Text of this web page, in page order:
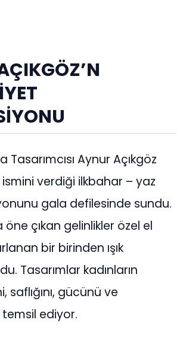
Tasarımcısı Aynur Açıkgöz
ismini verdiği ilkbahar – yaz
gala defilesinde sundu.
çıkan gelinlikler özel el
bir birinden ışık
Tasarımlar kadınların
saflığını, gücünü ve
ediyor.